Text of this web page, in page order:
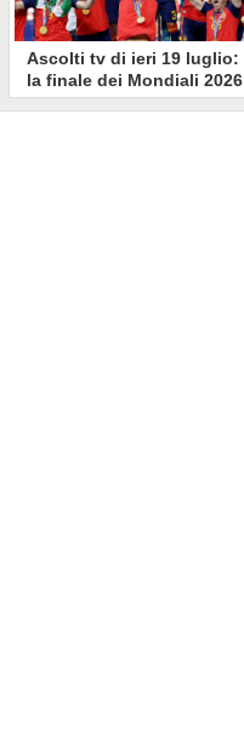
Ascolti tv di ieri 19 luglio:
la finale dei Mondiali 2026
Spagna-Argentina